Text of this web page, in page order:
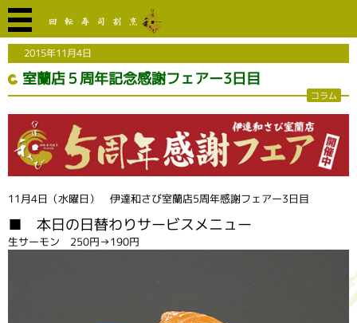
2015年11月4日
室蘭店５周年記念感謝フェアー3日目
コラム
11月4日（水曜日） 伊達和さび室蘭店5周年感謝フェアー3日目
■ 本日の日替わりサービスメニュー
生サーモン 250円→190円